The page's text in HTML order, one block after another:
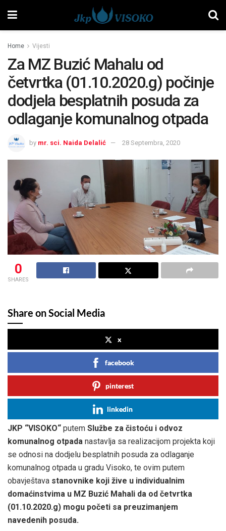
Home Vijesti
Za MZ Buzić Mahalu od
četvrtka (01.10.2020.g) počinje
dodjela besplatnih posuda za
odlaganje komunalnog otpada
by mr. sci. Naida Delalić 28 Septembra, 2020
0
SHARES
Share on Social Media
x
facebook
pinterest
linkedin
JKP “VISOKO“ putem Službe za čistoću i odvoz
komunalnog otpada nastavlja sa realizacijom projekta koji
se odnosi na dodjelu besplatnih posuda za odlaganje
komunalnog otpada u gradu Visoko, te ovim putem
obavještava stanovnike koji žive u individualnim
domaćinstvima u MZ Buzić Mahali da od četvrtka
(01.10.2020.g) mogu početi sa preuzimanjem
navedenih posuda.